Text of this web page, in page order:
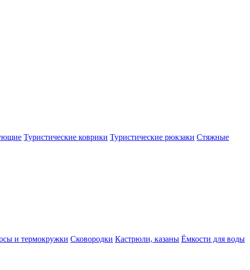
Туристические коврики Туристические рюкзаки Стяжные
и термокружки Сковородки Кастрюли, казаны Ёмкости для воды